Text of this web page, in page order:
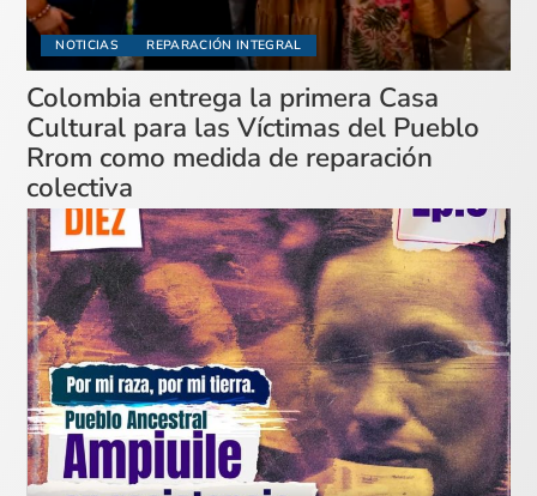
NOTICIAS REPARACIÓN INTEGRAL
Colombia entrega la primera Casa
Cultural para las Víctimas del Pueblo
Rrom como medida de reparación
colectiva